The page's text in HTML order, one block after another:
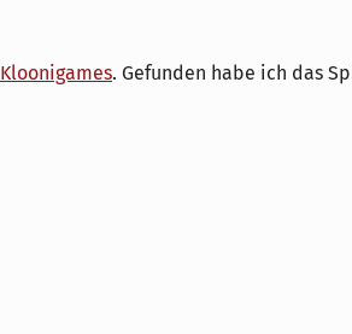
Kloonigames. Gefunden habe ich das